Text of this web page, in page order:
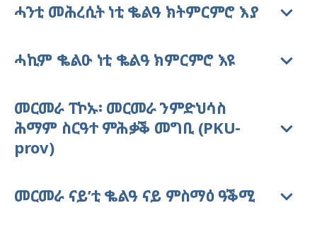
ሓንቲ መሕረሲት ነቲ ቈልዓ ክትምርምሮ እያ
ሓኪም ቈልዑ ነቲ ቈልዓ ክምርምሮ እዩ
መርመራ ፐኮኡ፡ መርመራ ንምድህሳስ
ሕማም ስርዓተ ምሕቃቕ መግቢ (PKU-
prov)
መርመራ ናይ’ቲ ቈልዓ ናይ ምስማዕ ዓቕሚ